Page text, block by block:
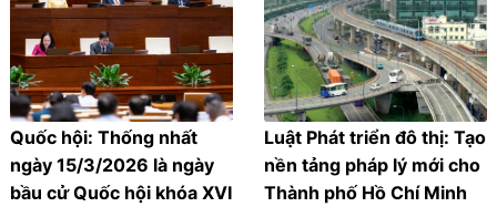
Quốc hội: Thống nhất
ngày 15/3/2026 là ngày
bầu cử Quốc hội khóa XVI
Luật Phát triển đô thị: Tạo
nền tảng pháp lý mới cho
Thành phố Hồ Chí Minh